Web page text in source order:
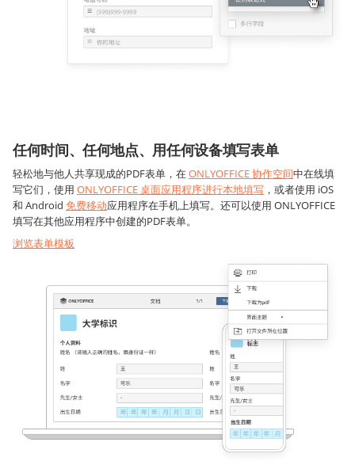
任何时间、任何地点、用任何设备填写表单
轻松地与他人共享现成的PDF表单，在ONLYOFFICE 协作空间中在线填
写它们，使用 ONLYOFFICE 桌面应用程序进行本地填写 ，或者使用 iOS
和 Android 免费移动应用程序在手机上填写。还可以使用 ONLYOFFICE
填写在其他应用程序中创建的PDF表单。
浏览表单模板